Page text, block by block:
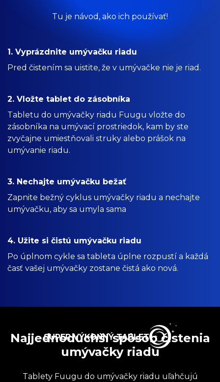
Tu je návod, ako ich používať!
1. Vyprázdnite umývačku riadu
Pred čistením sa uistite, že v umývačke nie je riad.
2. Vložte tablet do zásobníka
Tabletu do umývačky riadu Fuugu vložte do
zásobníka na umývací prostriedok, kam by ste
zvyčajne umiestňovali struky alebo prášok na
umývanie riadu.
3. Nechajte umývačku bežať
Zapnite bežný cyklus umývačky riadu a nechajte
umývačku, aby sa umyla sama
4. Užite si čistú umývačku riadu
Po úplnom cykle sa tableta úplne rozpustí a každá
časť vašej umývačky zostane čistá ako nová.
Najjednoduchší spôsob čistenia
umývačky riadu
SUPER VÝKONNÝ TABLET
Tablety Fuugu do umývačky riadu uľahčujú